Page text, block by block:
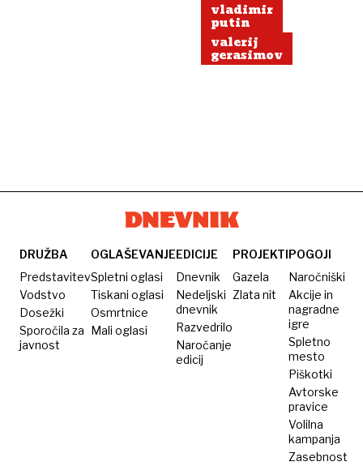
vladimir
putin
valerij
gerasimov
DRUŽBA
Predstavitev
Vodstvo
Dosežki
Sporočila za
javnost
OGLAŠEVANJE
Spletni oglasi
Tiskani oglasi
Osmrtnice
Mali oglasi
EDICIJE
Dnevnik
Nedeljski
dnevnik
Razvedrilo
Naročanje
edicij
PROJEKTI
Gazela
Zlata nit
POGOJI
Naročniški
Akcije in
nagradne
igre
Spletno
mesto
Piškotki
Avtorske
pravice
Volilna
kampanja
Zasebnost